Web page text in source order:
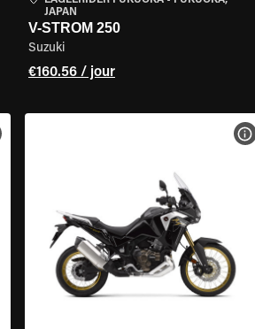
JAPAN
V-STROM 250
Suzuki
€160.56 / jour
VOIR LES SPÉCIFICATIONS DE LA MOTO